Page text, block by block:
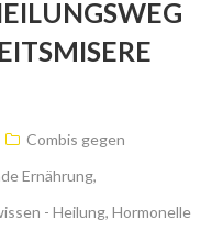
Combis gegen
Ernährung,
- Heilung, Hormonelle